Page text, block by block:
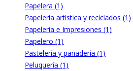
Papelera (1)
Papeleria artística y reciclados (1)
Papelería e Impresiones (1)
Papelero (1)
Pastelería y panadería (1)
Peluquería (1)